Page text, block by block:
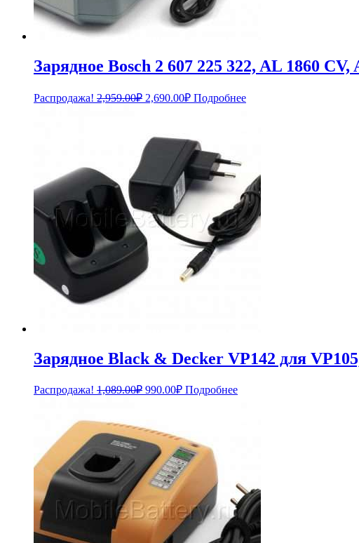
Зарядное Bosch 2 607 225 322, AL 1860
Распродажа! 2,959.00₽ Первоначальная
2,959.00₽.
2,690.00₽Текущая
цена:
Подробнее
Зарядное Black & Decker VP142 для
Распродажа! 1,089.00₽ Первоначальная
1,089.00₽.
990.00₽Текущая
Подробнее